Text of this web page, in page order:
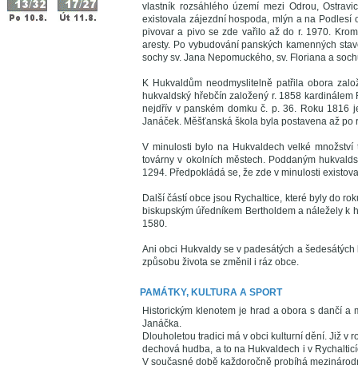
vlastník rozsáhlého území mezi Odrou,
existovala zájezdní hospoda, mlýn a na
pivovar a pivo se zde vařilo až do r. 1970.
aresty. Po vybudování panských kamenných
sochy sv. Jana Nepomuckého, sv. Floriana a
K Hukvaldům neodmyslitelně patřila obora
hukvaldský hřebčín založený r. 1858
nejdřív v panském domku č. p. 36. Roku 1816
Janáček. Měšťanská škola byla postavena až po
V minulosti bylo na Hukvaldech velké
továrny v okolních městech. Poddaným
1294. Předpokládá se, že zde v minulosti
Další částí obce jsou Rychaltice, které byly do
biskupským úředníkem Bertholdem a náležely k
1580.
Ani obci Hukvaldy se v padesátých a
způsobu života se změnil i ráz obce.
PAMÁTKY, KULTURA A SPORT
Historickým klenotem je hrad a obora s dančí a
Janáčka.
Dlouholetou tradici má v obci kulturní dění. Již v
dechová hudba, a to na Hukvaldech i v
V současné době každoročně probíhá